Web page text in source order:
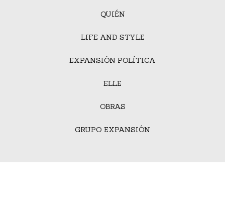
QUIÉN
LIFE AND STYLE
EXPANSIÓN POLÍTICA
ELLE
OBRAS
GRUPO EXPANSIÓN